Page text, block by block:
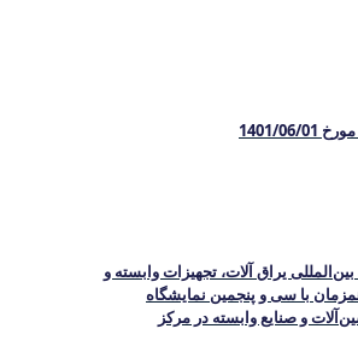
06/01
یراق آلات، تجهیزات وابسته و
با سی و پنجمین نمایشگاه
و صنایع وابسته در مرکز